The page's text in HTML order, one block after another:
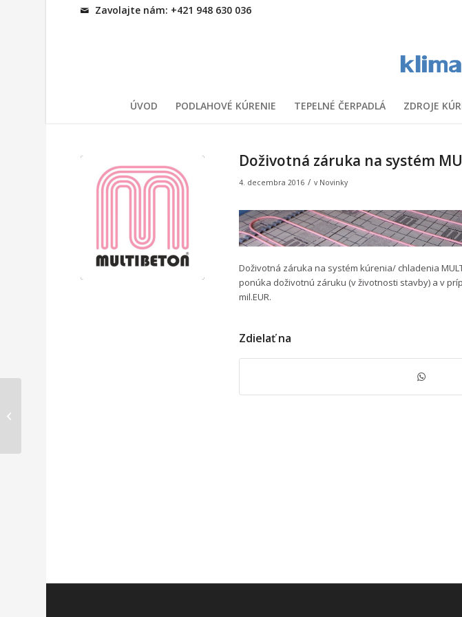
Zavolajte nám: +421 948 630 036
ÚVOD PODLAHOVÉ KÚRENIE TEPELNÉ ČERPADLÁ ZDROJE
Doživotná záruka na systém
4. decembra 2016 / v Novinky
Doživotná záruka na systém kúrenia/ chladenia
ponúka doživotnú záruku (v životnosti stavby) a v
mil.EUR.
Zdielať na